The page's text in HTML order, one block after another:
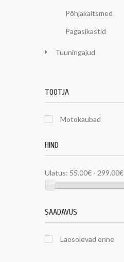
Põhjakaitsmed
Pagasikastid
Tuuningajud
TOOTJA
Motokaubad
HIND
Ulatus: 55.00€ - 299.00€
SAADAVUS
Laosolevad enne